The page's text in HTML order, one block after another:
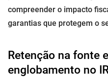
compreender o impacto
garantias que protegem o
Retenção na fonte
englobamento no